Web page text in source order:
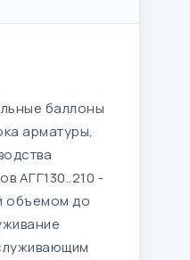
баллоны
арматуры,
АГГ130..210 -
объемом до